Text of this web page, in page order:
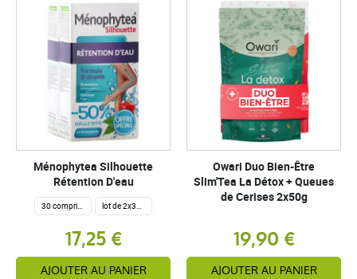
Ménophytea Silhouette
Rétention D'eau
30 comprimés lot de 2x30 comprimés
17,25 €
AJOUTER AU PANIER
Owari Duo Bien-Être
Slim'Tea La Détox + Queues
de Cerises 2x50g
19,90 €
AJOUTER AU PANIER